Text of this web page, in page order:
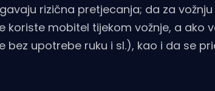
rizična pretjecanja; da za
koriste mobitel tijekom vožnje, a ako
upotrebe ruku i sl.), kao i da se